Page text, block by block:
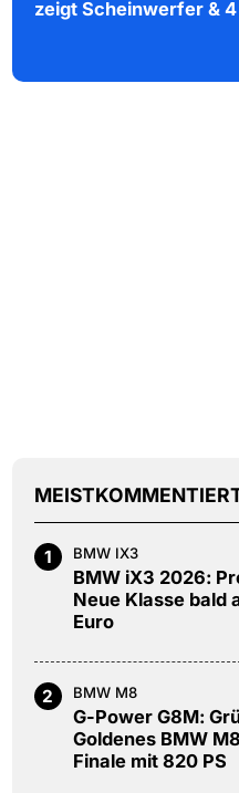
zeigt Scheinwerfer &
1 BMW IX3
BMW iX3 2026:
Neue Klasse bald
Euro
2 BMW M8
G-Power G8M:
Goldenes BMW
Finale mit 820 PS